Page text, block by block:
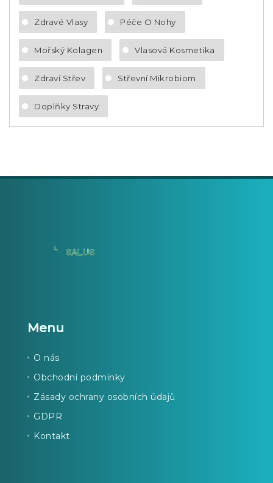
Zdravé Vlasy Péče O Nohy
Mořský Kolagen Vlasová Kosmetika
Zdraví Střev Střevní Mikrobiom
Doplňky Stravy
Menu
O nás
Obchodní podmínky
Zásady ochrany osobních údajů
GDPR
Kontakt